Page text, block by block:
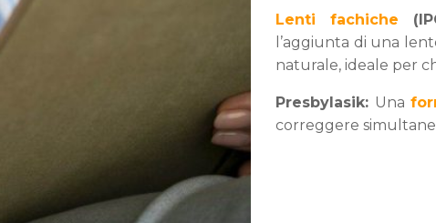
Lenti fachiche
l’aggiunta di una
naturale, ideale per
Presbylasik: Una
correggere